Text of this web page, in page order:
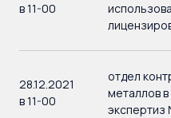
в 11-00
28.12.2021
в 11-00
отдел
металлов
экспертиз